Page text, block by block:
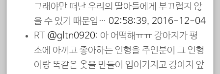
그래야만 떠난 우리의 딸아들에게 부끄럽지 않
을 수 있기 때문입… 02:58:39, 2016-12-04
RT @gltn0920: 아 어떡해ㅠㅠ 강아지가 평
소에 아끼고 좋아하는 인형을 주인분이 그 인형
이랑 똑같은 옷을 만들어 입어가지고 강아지 앞